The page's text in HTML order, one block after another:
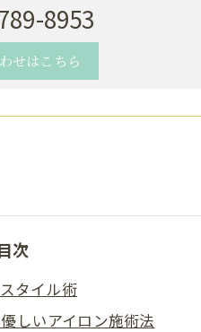
8953
せはこちら
次
タイル術
しいアイロン施術法